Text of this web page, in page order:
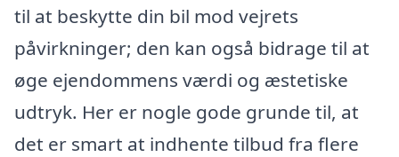
til at beskytte din bil mod vejrets
påvirkninger; den kan også bidrage til at
øge ejendommens værdi og æstetiske
udtryk. Her er nogle gode grunde til, at
det er smart at indhente tilbud fra flere